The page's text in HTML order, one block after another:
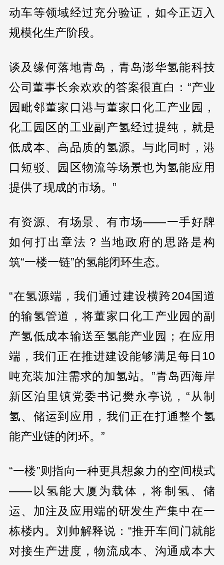
动车等领域经过充分验证，如今正迈入
规模化生产阶段。
谈及缘何落地青岛，青岛澎华氢能科技
公司董事长余欢欢的答案很直白：“产业
园毗邻董家口港与董家口化工产业园，
化工园区的工业副产氢经过提纯，就是
低成本、高品质的氢源。与此同时，港
口短驳、园区物流等场景也为氢能应用
提供了现成的市场。”
有资源、有场景、有市场——一手好牌
如何打出章法？当地政府的思路是构
筑“一楼一链”的氢能闭环生态。
“在氢源端，我们通过建设横跨204国道
的输氢管道，将董家口化工产业园的副
产氢低成本输送至氢能产业园；在应用
端，我们正在推进建设能够满足每日10
吨充装加注需求的加氢站。”青岛西海岸
新区泊里镇党委书记樊永亭说，“从制
氢、储运到应用，我们正在打通整个氢
能产业链的闭环。”
“一楼”则指向一种更具想象力的空间模式
——以氢能大厦为载体，将制氢、储
运、加注及应用端的研发生产集中在一
栋楼内。刘帅解释说：“推开车间门就能
对接生产进度，物流成本、沟通成本大